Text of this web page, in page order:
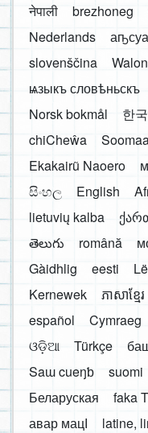
नेपाली
brezhoneg
Nederlands
аҧсуа
slovenščina
Walon
ѩзыкъ словѣньскъ
Norsk bokmål
한
chiCheŵa
Ekakairũ Naoero
සිංහල
English
lietuvių kalba
తెలుగు
română
Gàidhlig
eesti
Kernewek
ភាសាខ្មែរ
español
Cymraeg
ଓଡ଼ିଆ
Türkçe
Saɯ cueŋƅ
suomi
Беларуская
faka
авар мацӀ
latine,